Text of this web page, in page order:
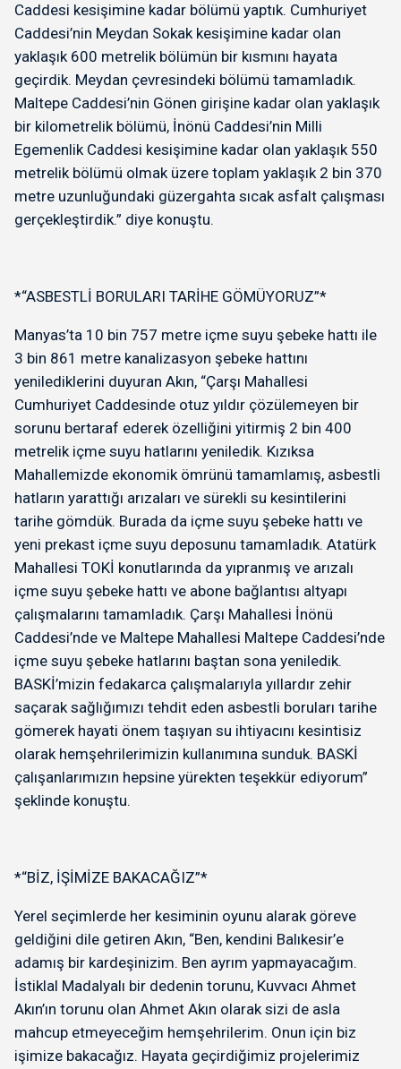
Caddesi kesişimine kadar bölümü yaptık. Cumhuriyet
Caddesi’nin Meydan Sokak kesişimine kadar olan
yaklaşık 600 metrelik bölümün bir kısmını hayata
geçirdik. Meydan çevresindeki bölümü tamamladık.
Maltepe Caddesi’nin Gönen girişine kadar olan yaklaşık
bir kilometrelik bölümü, İnönü Caddesi’nin Milli
Egemenlik Caddesi kesişimine kadar olan yaklaşık 550
metrelik bölümü olmak üzere toplam yaklaşık 2 bin 370
metre uzunluğundaki güzergahta sıcak asfalt çalışması
gerçekleştirdik.” diye konuştu.
*“ASBESTLİ BORULARI TARİHE GÖMÜYORUZ”*
Manyas’ta 10 bin 757 metre içme suyu şebeke hattı ile
3 bin 861 metre kanalizasyon şebeke hattını
yenilediklerini duyuran Akın, “Çarşı Mahallesi
Cumhuriyet Caddesinde otuz yıldır çözülemeyen bir
sorunu bertaraf ederek özelliğini yitirmiş 2 bin 400
metrelik içme suyu hatlarını yeniledik. Kızıksa
Mahallemizde ekonomik ömrünü tamamlamış, asbestli
hatların yarattığı arızaları ve sürekli su kesintilerini
tarihe gömdük. Burada da içme suyu şebeke hattı ve
yeni prekast içme suyu deposunu tamamladık. Atatürk
Mahallesi TOKİ konutlarında da yıpranmış ve arızalı
içme suyu şebeke hattı ve abone bağlantısı altyapı
çalışmalarını tamamladık. Çarşı Mahallesi İnönü
Caddesi’nde ve Maltepe Mahallesi Maltepe Caddesi’nde
içme suyu şebeke hatlarını baştan sona yeniledik.
BASKİ’mizin fedakarca çalışmalarıyla yıllardır zehir
saçarak sağlığımızı tehdit eden asbestli boruları tarihe
gömerek hayati önem taşıyan su ihtiyacını kesintisiz
olarak hemşehrilerimizin kullanımına sunduk. BASKİ
çalışanlarımızın hepsine yürekten teşekkür ediyorum”
şeklinde konuştu.
*“BİZ, İŞİMİZE BAKACAĞIZ”*
Yerel seçimlerde her kesiminin oyunu alarak göreve
geldiğini dile getiren Akın, “Ben, kendini Balıkesir’e
adamış bir kardeşinizim. Ben ayrım yapmayacağım.
İstiklal Madalyalı bir dedenin torunu, Kuvvacı Ahmet
Akın’ın torunu olan Ahmet Akın olarak sizi de asla
mahcup etmeyeceğim hemşehrilerim. Onun için biz
işimize bakacağız. Hayata geçirdiğimiz projelerimiz